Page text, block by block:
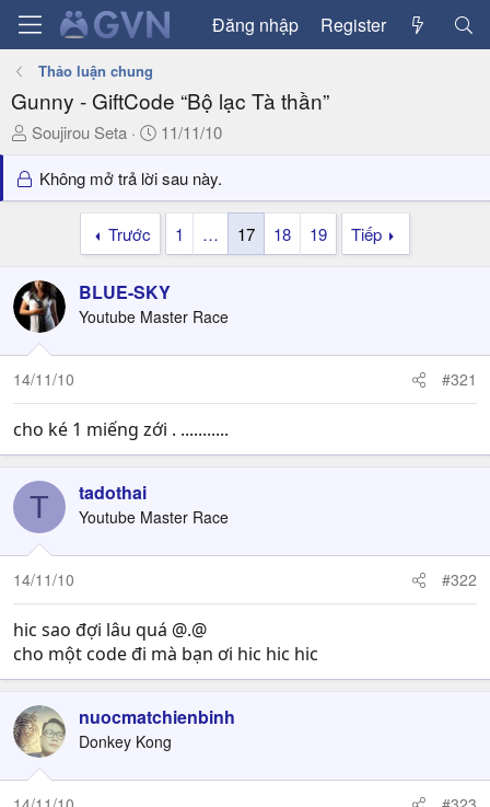
Đăng nhập Register
Thảo luận chung
Gunny - GiftCode “Bộ lạc Tà thần”
T
r
e
t
a
r
e
r
Soujirou Seta
N
à
y
11/11/10
Không mở trả lời sau này.
Trước 1 … 17 18 19 Tiếp
BLUE-SKY
Youtube Master Race
14/11/10 #321
cho ké 1 miếng zới . ...........
T tadothai
Youtube Master Race
14/11/10 #322
hic sao đợi lâu quá @.@
cho một code đi mà bạn ơi hic hic hic
nuocmatchienbinh
Donkey Kong